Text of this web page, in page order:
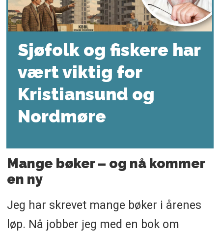
Sjøfolk og fiskere har
vært viktig for
Kristiansund og
Nordmøre
Mange bøker – og nå kommer
en ny
Jeg har skrevet mange bøker i årenes
løp. Nå jobber jeg med en bok om